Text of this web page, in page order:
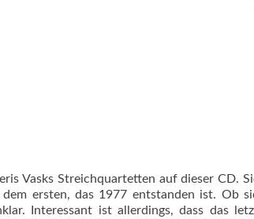
Vasks Streichquartetten auf dieser CD.
ersten, das 1977 entstanden ist. Ob
Interessant ist allerdings, dass das